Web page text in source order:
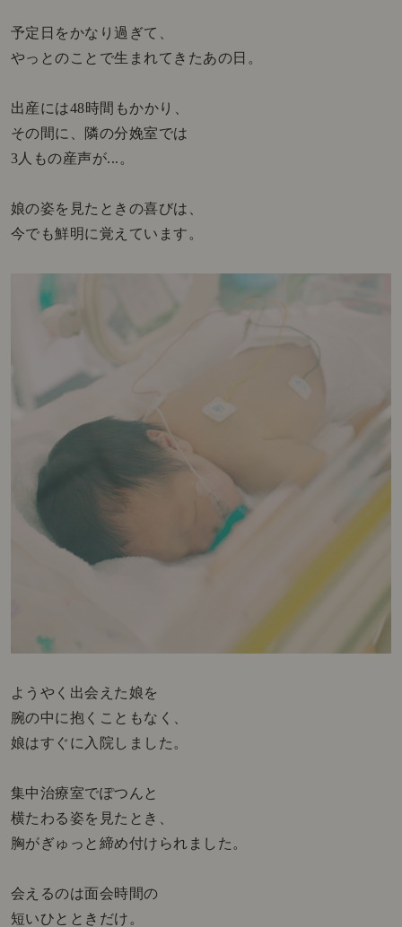
予定日をかなり過ぎて、
やっとのことで生まれてきたあの日。
出産には48時間もかかり、
その間に、隣の分娩室では
3人もの産声が...。
娘の姿を見たときの喜びは、
今でも鮮明に覚えています。
ようやく出会えた娘を
腕の中に抱くこともなく、
娘はすぐに入院しました。
集中治療室でぽつんと
横たわる姿を見たとき、
胸がぎゅっと締め付けられました。
会えるのは面会時間の
短いひとときだけ。